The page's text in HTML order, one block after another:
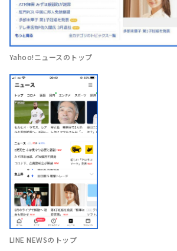
Yahoo!ニュースのトップ
LINE NEWSのトップ